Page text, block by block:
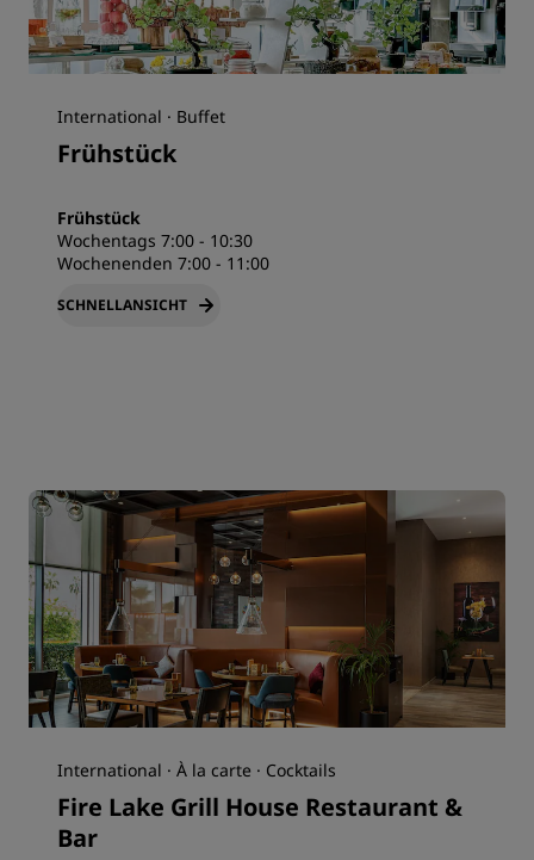
International · Buffet
Frühstück
Frühstück
Wochentags 7:00 - 10:30
Wochenenden 7:00 - 11:00
SCHNELLANSICHT
International · À la carte · Cocktails
Fire Lake Grill House Restaurant &
Bar